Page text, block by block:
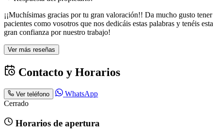
¡¡Muchísimas gracias por tu gran valoración!! Da mucho gusto tener
pacientes como vosotros que nos dedicáis estas palabras y tenéis esta
gran confianza por nuestro trabajo!
Ver más reseñas
Contacto y Horarios
Ver teléfono
WhatsApp
Cerrado
Horarios de apertura